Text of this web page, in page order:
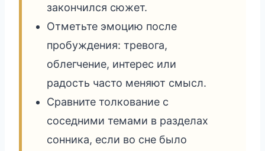
закончился сюжет.
Отметьте эмоцию после
пробуждения: тревога,
облегчение, интерес или
радость часто меняют смысл.
Сравните толкование с
соседними темами в разделах
сонника, если во сне было